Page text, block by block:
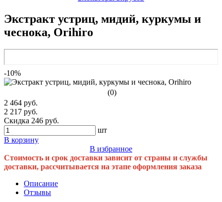
Экстракт устриц, мидий, куркумы и
чеснока, Orihiro
-10%
(0)
2 464 руб.
2 217 руб.
Скидка 246 руб.
шт
В корзину
В избранное
Стоимость и срок доставки зависит от страны и службы
доставки, рассчитывается на этапе оформления заказа
Описание
Отзывы